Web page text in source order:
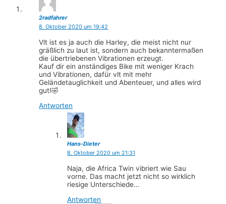
2radfahrer
8. Oktober 2020 um 19:42
Vlt ist es ja auch die Harley, die meist nicht nur
gräßlich zu laut ist, sondern auch bekanntermaßen
die übertriebenen Vibrationen erzeugt.
Kauf dir ein anständiges Bike mit weniger Krach
und Vibrationen, dafür vlt mit mehr
Geländetauglichkeit und Abenteuer, und alles wird
gut!🤣
Antworten
Hans-Dieter
8. Oktober 2020 um 21:31
Naja, die Africa Twin vibriert wie Sau
vorne. Das macht jetzt nicht so wirklich
riesige Unterschiede…
Antworten